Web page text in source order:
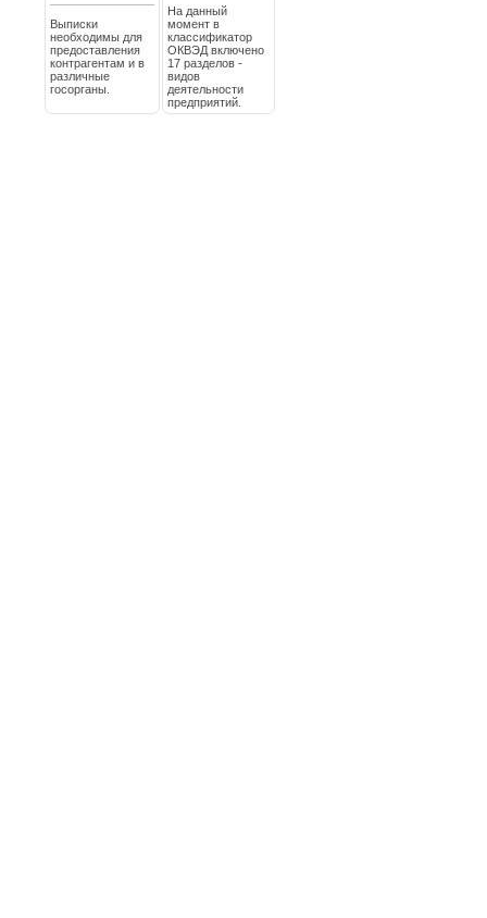
Выписки
необходимы для
предоставления
контрагентам и в
различные
госорганы.
На данный
момент в
классификатор
ОКВЭД включено
17 разделов -
видов
деятельности
предприятий.